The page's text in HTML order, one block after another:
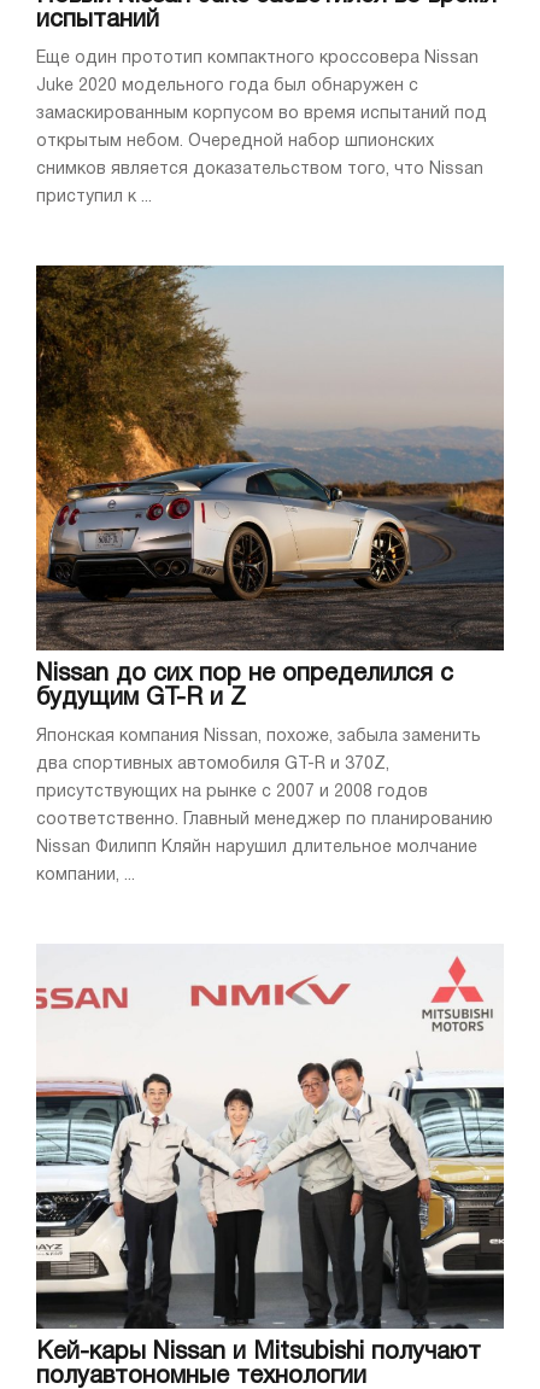
испытаний
Еще один прототип компактного кроссовера Nissan
Juke 2020 модельного года был обнаружен с
замаскированным корпусом во время испытаний под
открытым небом. Очередной набор шпионских
снимков является доказательством того, что Nissan
приступил к ...
Nissan до сих пор не определился с
будущим GT-R и Z
Японская компания Nissan, похоже, забыла заменить
два спортивных автомобиля GT-R и 370Z,
присутствующих на рынке с 2007 и 2008 годов
соответственно. Главный менеджер по планированию
Nissan Филипп Кляйн нарушил длительное молчание
компании, ...
Кей-кары Nissan и Mitsubishi получают
полуавтономные технологии